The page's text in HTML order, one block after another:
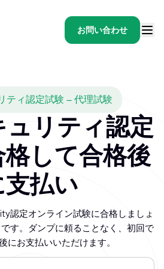
お問い合わせ
ティ認定試験 – 代理試験
ュリティ認定
して合格後
支払い
認定オンライン試験に合格しましょ
す。ダンプに頼ることなく、初回で
にお支払いいただけます。